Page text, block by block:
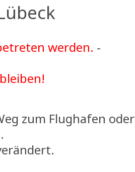
werden. -
zum Flughafen oder